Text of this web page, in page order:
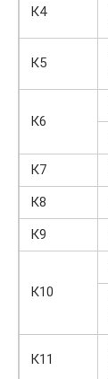
К4
К5
К6
К7
К8
К9
К10
К11